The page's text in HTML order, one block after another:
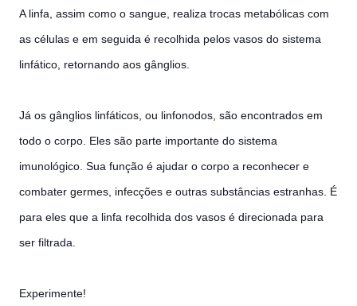
A linfa, assim como o sangue, realiza trocas metabólicas com
as células e em seguida é recolhida pelos vasos do sistema
linfático, retornando aos gânglios.
Já os gânglios linfáticos, ou linfonodos, são encontrados em
todo o corpo. Eles são parte importante do sistema
imunológico. Sua função é ajudar o corpo a reconhecer e
combater germes, infecções e outras substâncias estranhas. É
para eles que a linfa recolhida dos vasos é direcionada para
ser filtrada.
Experimente!